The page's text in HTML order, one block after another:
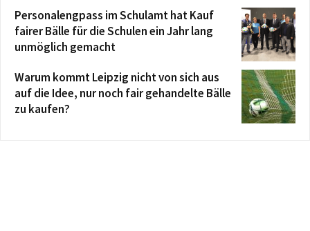
Personalengpass im Schulamt hat Kauf
fairer Bälle für die Schulen ein Jahr lang
unmöglich gemacht
Warum kommt Leipzig nicht von sich aus
auf die Idee, nur noch fair gehandelte Bälle
zu kaufen?